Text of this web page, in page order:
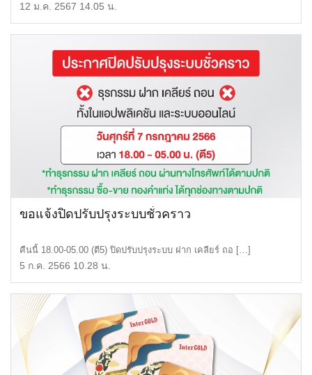
12 ม.ค. 2567 14.05 น.
ขอแจ้งปิดปรับปรุงระบบชั่วคราว
คืนนี้ 18.00-05.00 (ตี5) ปิดปรับปรุงระบบ ฝาก เคลียร์ ถอ […]
5 ก.ค. 2566 10.28 น.